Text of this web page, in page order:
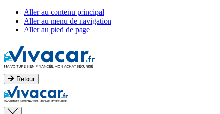
Aller au contenu principal
Aller au menu de navigation
Aller au pied de page
Retour